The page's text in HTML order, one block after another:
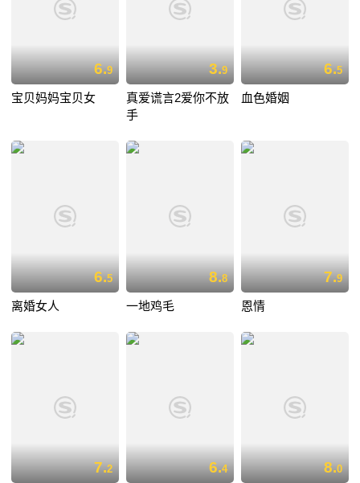
6.9
宝贝妈妈宝贝女
3.9
真爱谎言2爱你不放
手
6.5
血色婚姻
6.5
离婚女人
8.8
一地鸡毛
7.9
恩情
7.2 6.4 8.0